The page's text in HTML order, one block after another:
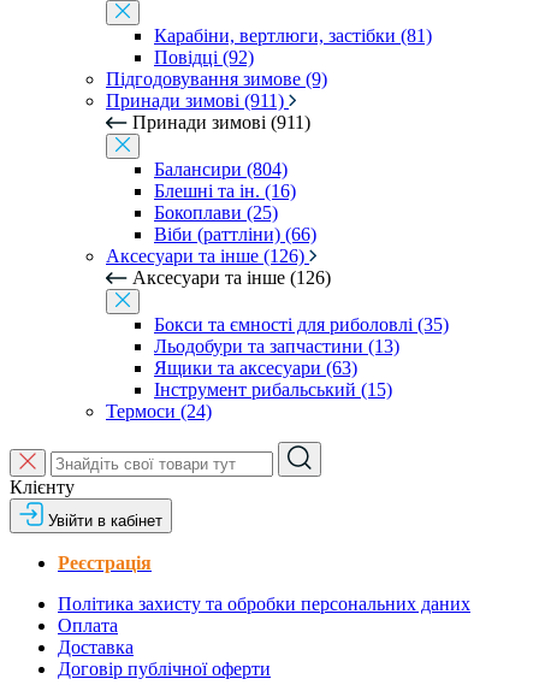
Карабіни, вертлюги, застібки (81)
Повідці (92)
Підгодовування зимове (9)
Принади зимові (911)
Принади зимові (911)
Балансири (804)
Блешні та ін. (16)
Бокоплави (25)
Віби (раттліни) (66)
Аксесуари та інше (126)
Аксесуари та інше (126)
Бокси та ємності для риболовлі (35)
Льодобури та запчастини (13)
Ящики та аксесуари (63)
Інструмент рибальський (15)
Термоси (24)
Клієнту
Увійти в кабінет
Реєстрація
Політика захисту та обробки персональних даних
Оплата
Доставка
Договір публічної оферти